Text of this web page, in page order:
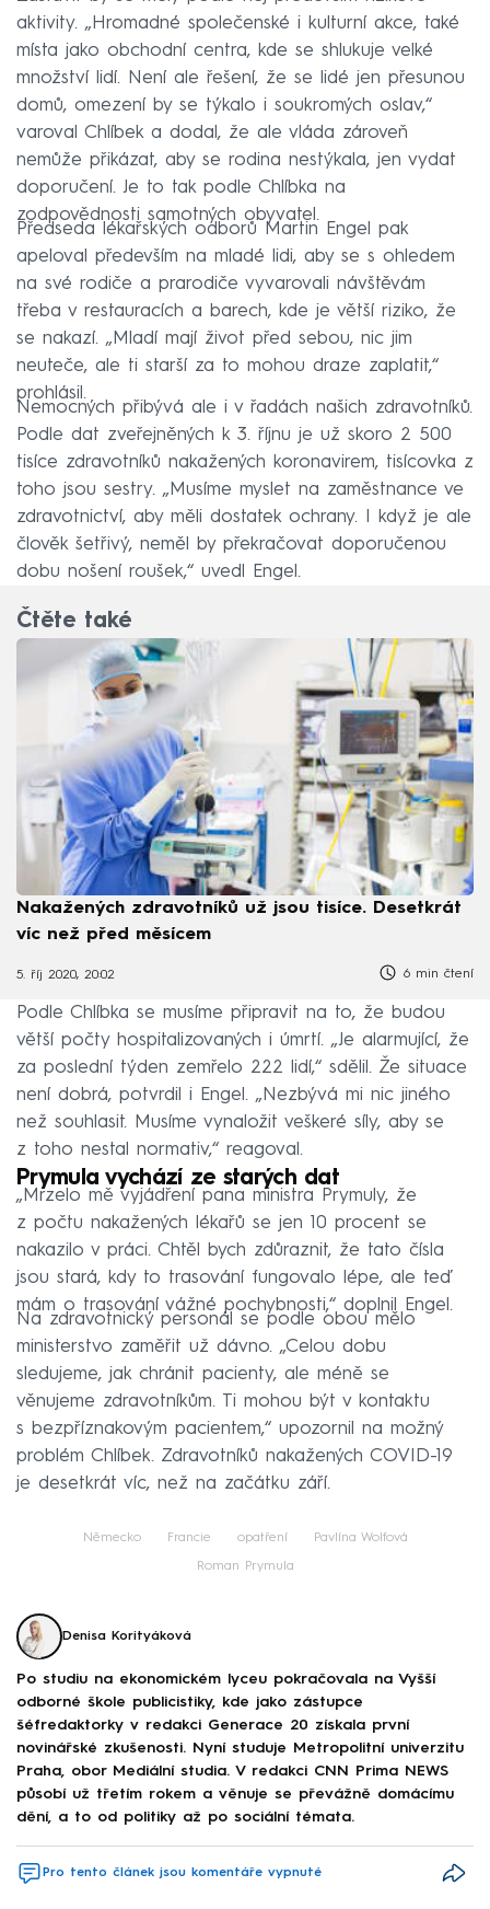
aktivity. „Hromadné společenské i kulturní akce, také
místa jako obchodní centra, kde se shlukuje velké
množství lidí. Není ale řešení, že se lidé jen přesunou
domů, omezení by se týkalo i soukromých oslav,“
varoval Chlíbek a dodal, že ale vláda zároveň
nemůže přikázat, aby se rodina nestýkala, jen vydat
doporučení. Je to tak podle Chlíbka na
zodpovědnosti samotných obyvatel.
Předseda lékařských odborů Martin Engel pak
apeloval především na mladé lidi, aby se s ohledem
na své rodiče a prarodiče vyvarovali návštěvám
třeba v restauracích a barech, kde je větší riziko, že
se nakazí. „Mladí mají život před sebou, nic jim
neuteče, ale ti starší za to mohou draze zaplatit,“
prohlásil.
Nemocných přibývá ale i v řadách našich zdravotníků.
Podle dat zveřejněných k 3. říjnu je už skoro 2 500
tisíce zdravotníků nakažených koronavirem, tisícovka z
toho jsou sestry. „Musíme myslet na zaměstnance ve
zdravotnictví, aby měli dostatek ochrany. I když je ale
člověk šetřivý, neměl by překračovat doporučenou
dobu nošení roušek,“ uvedl Engel.
Čtěte také
Nakažených zdravotníků už jsou tisíce. Desetkrát
víc než před měsícem
5. říj 2020, 20:02 6 min čtení
Podle Chlíbka se musíme připravit na to, že budou
větší počty hospitalizovaných i úmrtí. „Je alarmující, že
za poslední týden zemřelo 222 lidí,“ sdělil. Že situace
není dobrá, potvrdil i Engel. „Nezbývá mi nic jiného
než souhlasit. Musíme vynaložit veškeré síly, aby se
z toho nestal normativ,“ reagoval.
Prymula vychází ze starých dat
„Mrzelo mě vyjádření pana ministra Prymuly, že
z počtu nakažených lékařů se jen 10 procent se
nakazilo v práci. Chtěl bych zdůraznit, že tato čísla
jsou stará, kdy to trasování fungovalo lépe, ale teď
mám o trasování vážné pochybnosti,“ doplnil Engel.
Na zdravotnický personál se podle obou mělo
ministerstvo zaměřit už dávno. „Celou dobu
sledujeme, jak chránit pacienty, ale méně se
věnujeme zdravotníkům. Ti mohou být v kontaktu
s bezpříznakovým pacientem,“ upozornil na možný
problém Chlíbek. Zdravotníků nakažených COVID-19
je desetkrát víc, než na začátku září.
Německo Francie opatření Pavlína Wolfová
Roman Prymula
Denisa Korityáková
Po studiu na ekonomickém lyceu pokračovala na Vyšší
odborné škole publicistiky, kde jako zástupce
šéfredaktorky v redakci Generace 20 získala první
novinářské zkušenosti. Nyní studuje Metropolitní univerzitu
Praha, obor Mediální studia. V redakci CNN Prima NEWS
působí už třetím rokem a věnuje se převážně domácímu
dění, a to od politiky až po sociální témata.
Pro tento článek jsou komentáře vypnuté